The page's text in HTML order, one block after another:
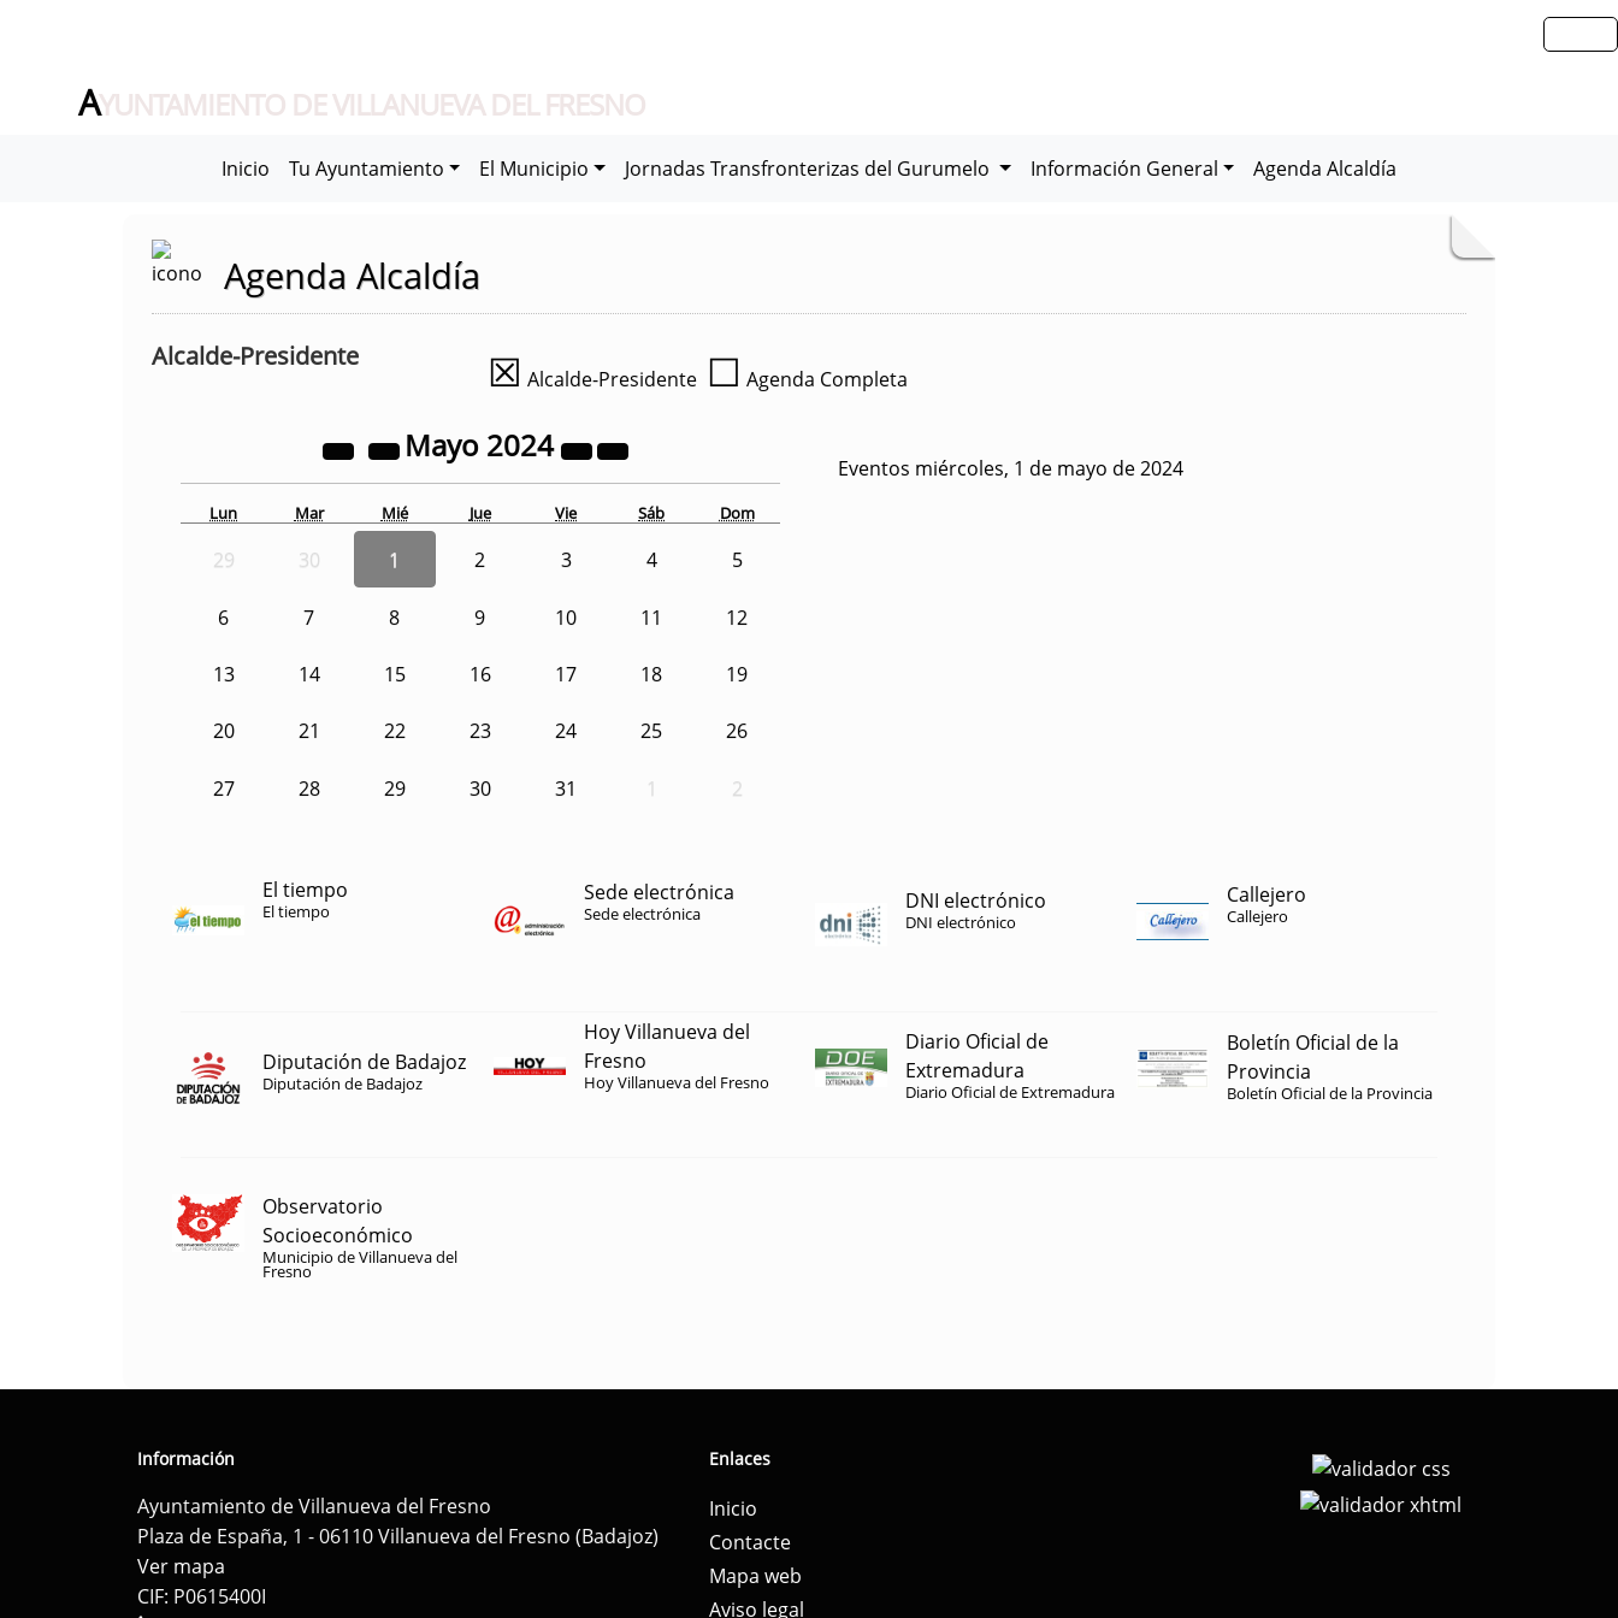
AYUNTAMIENTO DE VILLANUEVA DEL FRESNO
Inicio Tu Ayuntamiento El Municipio Jornadas Transfronterizas del Gurumelo Información General Agenda Alcaldía
Agenda Alcaldía
Alcalde-Presidente ☒ Alcalde-Presidente ☐ Agenda Completa
Mayo 2024
Lun Mar Mié Jue Vie Sáb Dom
29 30 1 2 3 4 5
6 7 8 9 10 11 12
13 14 15 16 17 18 19
20 21 22 23 24 25 26
27 28 29 30 31 1 2
Eventos miércoles, 1 de mayo de 2024
El tiempo
El tiempo
Sede electrónica
Sede electrónica DNI electrónico
DNI electrónico
Callejero
Callejero
Diputación de Badajoz
Diputación de Badajoz
Hoy Villanueva del
Fresno
Hoy Villanueva del Fresno
Diario Oficial de
Extremadura
Diario Oficial de Extremadura
Boletín Oficial de la
Provincia
Boletín Oficial de la Provincia
Observatorio
Socioeconómico
Municipio de Villanueva del
Fresno
Información
Ayuntamiento de Villanueva del Fresno
Plaza de España, 1 - 06110 Villanueva del Fresno (Badajoz)
Ver mapa
CIF: P0615400I
Enlaces
Inicio
Contacte
Mapa web
Aviso legal